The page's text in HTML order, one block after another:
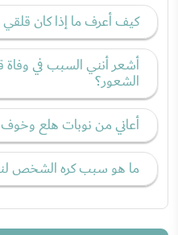
كيف أعرف ما إذا كان
أشعر أنني السبب في
الشعور؟
أعاني من نوبات هلع
ما هو سبب كره الشخص